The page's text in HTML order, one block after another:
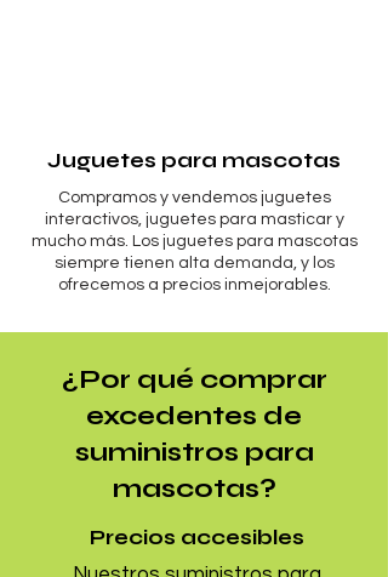
Juguetes para mascotas
Compramos y vendemos juguetes
interactivos, juguetes para masticar y
mucho más. Los juguetes para mascotas
siempre tienen alta demanda, y los
ofrecemos a precios inmejorables.
¿Por qué comprar
excedentes de
suministros para
mascotas?
Precios accesibles